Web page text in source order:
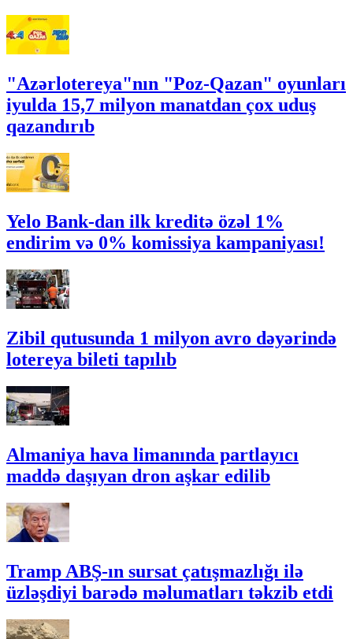
"Azərlotereya"nın "Poz-Qazan" oyunları
iyulda 15,7 milyon manatdan çox uduş
qazandırıb
Yelo Bank-dan ilk kreditə özəl 1%
endirim və 0% komissiya kampaniyası!
Zibil qutusunda 1 milyon avro dəyərində
lotereya bileti tapılıb
Almaniya hava limanında partlayıcı
maddə daşıyan dron aşkar edilib
Tramp ABŞ-ın sursat çatışmazlığı ilə
üzləşdiyi barədə məlumatları təkzib etdi